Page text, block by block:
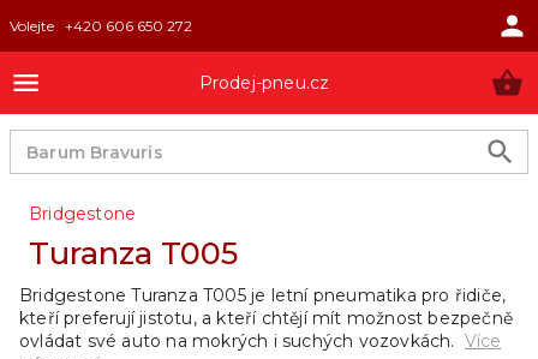
Volejte +420 606 650 272
Prodej-pneu.cz
Bridgestone
Turanza T005
Bridgestone Turanza T005 je letní pneumatika pro řidiče,
kteří preferují jistotu, a kteří chtějí mít možnost bezpečně
ovládat své auto na mokrých i suchých vozovkách. Více